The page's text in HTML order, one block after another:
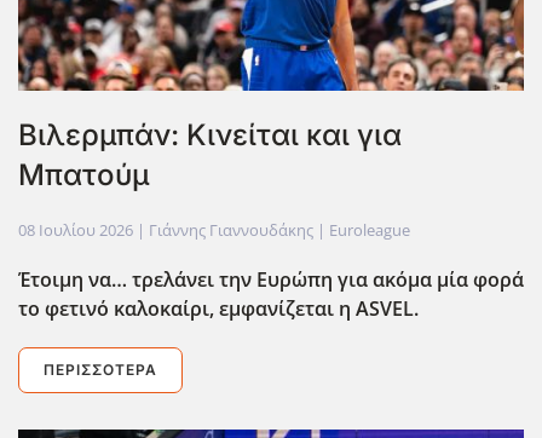
Βιλερμπάν: Κινείται και για
Μπατούμ
08 Ιουλίου 2026 | Γιάννης Γιαννουδάκης | Euroleague
Έτοιμη να… τρελάνει την Ευρώπη για ακόμα μία φορά
το φετινό καλοκαίρι, εμφανίζεται η ASVEL.
ΠΕΡΙΣΣΌΤΕΡΑ